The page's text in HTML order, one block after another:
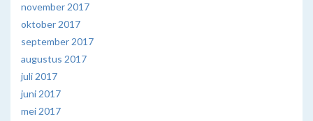
november 2017
oktober 2017
september 2017
augustus 2017
juli 2017
juni 2017
mei 2017